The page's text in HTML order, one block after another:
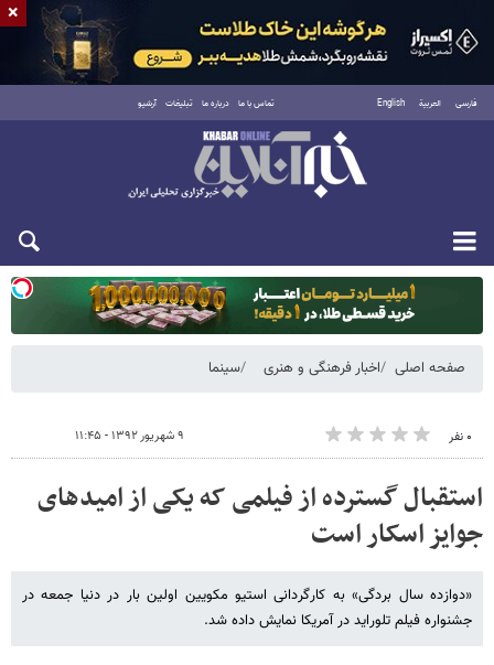
فارسی العربية English تماس با ما درباره ما تبلیغات آرشیو
یکشنبه ۱۸ مرداد ۱۴۰۵
صفحه اصلی اخبار فرهنگی و هنری سینما
۰ نفر ۹ شهریور ۱۳۹۲ - ۱۱:۴۵
استقبال گسترده از فیلمی که یکی از امیدهای
جوایز اسکار است
«دوازده سال بردگی» به کارگردانی استیو مکویین اولین بار در دنیا جمعه در
جشنواره فیلم تلوراید در آمریکا نمایش داده شد.
×